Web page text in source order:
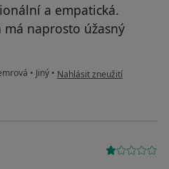
a empatická.
naprosto úžasný
• Jiný • podle názoru uživatele
Nahlásit zneužití